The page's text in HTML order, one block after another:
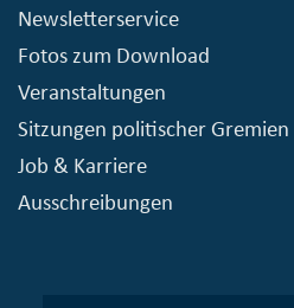
Newsletterservice
Fotos zum Download
Veranstaltungen
Sitzungen politischer Gremien
Job & Karriere
Ausschreibungen